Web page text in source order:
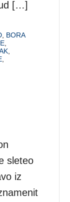
[…]
BORA
sleteo
iz